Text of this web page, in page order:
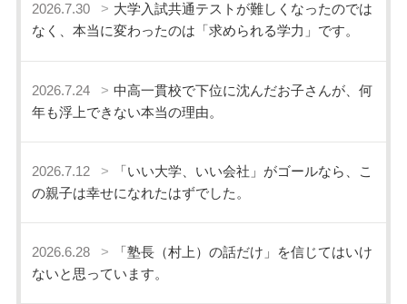
2026.7.30
大学入試共通テストが難しくなったのでは
なく、本当に変わったのは「求められる学力」です。
2026.7.24
中高一貫校で下位に沈んだお子さんが、何
年も浮上できない本当の理由。
2026.7.12
「いい大学、いい会社」がゴールなら、こ
の親子は幸せになれたはずでした。
2026.6.28
「塾長（村上）の話だけ」を信じてはいけ
ないと思っています。